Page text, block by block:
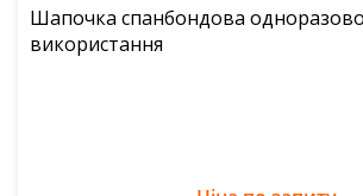
Шапочка спанбондова
використання